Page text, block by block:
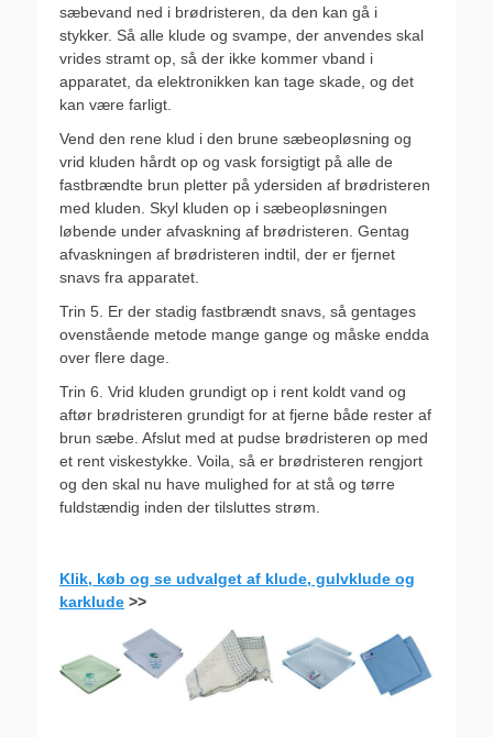
sæbevand ned i brødristeren, da den kan gå i
stykker. Så alle klude og svampe, der anvendes skal
vrides stramt op, så der ikke kommer vband i
apparatet, da elektronikken kan tage skade, og det
kan være farligt.
Vend den rene klud i den brune sæbeopløsning og
vrid kluden hårdt op og vask forsigtigt på alle de
fastbrændte brun pletter på ydersiden af brødristeren
med kluden. Skyl kluden op i sæbeopløsningen
løbende under afvaskning af brødristeren. Gentag
afvaskningen af brødristeren indtil, der er fjernet
snavs fra apparatet.
Trin 5. Er der stadig fastbrændt snavs, så gentages
ovenstående metode mange gange og måske endda
over flere dage.
Trin 6. Vrid kluden grundigt op i rent koldt vand og
aftør brødristeren grundigt for at fjerne både rester af
brun sæbe. Afslut med at pudse brødristeren op med
et rent viskestykke. Voila, så er brødristeren rengjort
og den skal nu have mulighed for at stå og tørre
fuldstændig inden der tilsluttes strøm.
Klik, køb og se udvalget af klude, gulvklude og
karklude >>